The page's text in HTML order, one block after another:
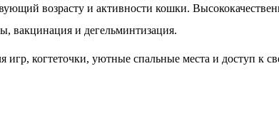
возрасту и активности кошки.
вакцинация и дегельминтизация.
игр, когтеточки, уютные спальные места и доступ к